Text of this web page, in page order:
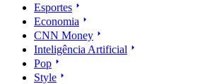
Esportes
Economia
CNN Money
Inteligência Artificial
Pop
Style